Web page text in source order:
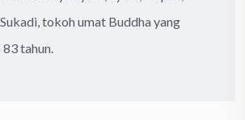
tokoh umat Buddha yang
tahun.